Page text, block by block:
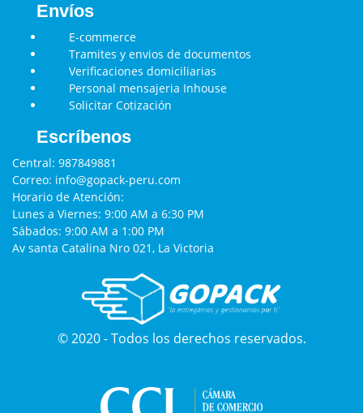
Envíos
E-commerce
Tramites y envios de documentos
Verificaciones domiciliarias
Personal mensajeria Inhouse
Solicitar Cotización
Escríbenos
Central: 987849881
Correo: info@gopack-peru.com
Horario de Atención:
Lunes a Viernes: 9:00 AM a 6:30 PM
Sábados: 9:00 AM a 1:00 PM
Av santa Catalina Nro 021, La Victoria
© 2020 - Todos los derechos reservados.